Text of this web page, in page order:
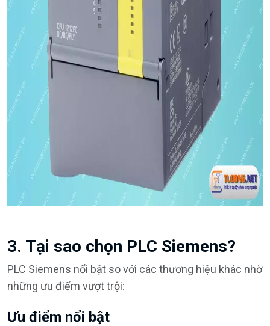
3. Tại sao chọn PLC Siemens?
PLC Siemens nổi bật so với các thương hiệu khác nhờ
những ưu điểm vượt trội:
Ưu điểm nổi bật